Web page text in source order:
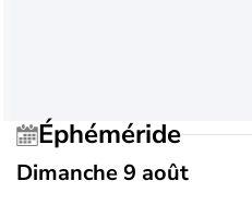
Éphéméride
Dimanche 9 août